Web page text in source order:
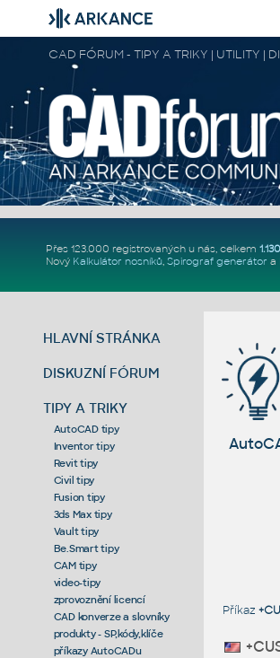
CAD FÓRUM - TIPY A TRIKY | UTILITY |
Přes 123.000 registrovaných u nás, celkem
Nový Kalkulátor nosníků, Spirograf generátor a
HLAVNÍ STRÁNKA
DISKUZNÍ FÓRUM
TIPY A TRIKY
AutoCAD tipy
Inventor tipy
Revit tipy
Civil tipy
Fusion tipy
3ds Max tipy
Vault tipy
Be.Smart tipy
CAM tipy
video-tipy
zprovoznění licencí
CAD konverze a slovníky
produkty - SP,kódy,klíče
příkazy AutoCADu
Příkaz